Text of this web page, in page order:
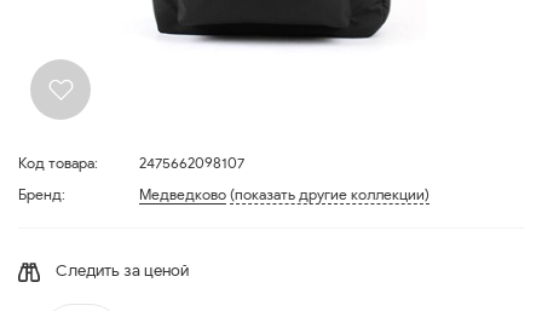
Код товара:
2475662098107
Бренд:
Медведково (показать другие коллекции)
Следить за ценой